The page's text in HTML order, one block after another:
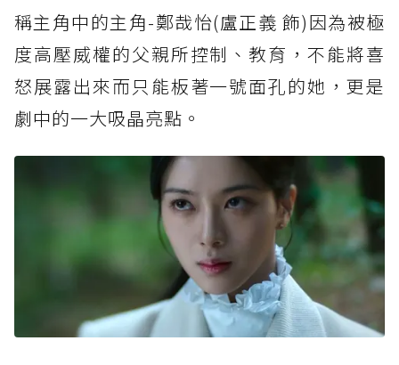
稱主角中的主角-鄭哉怡(盧正義 飾)因為被極
度高壓威權的父親所控制、教育，不能將喜
怒展露出來而只能板著一號面孔的她，更是
劇中的一大吸晶亮點。